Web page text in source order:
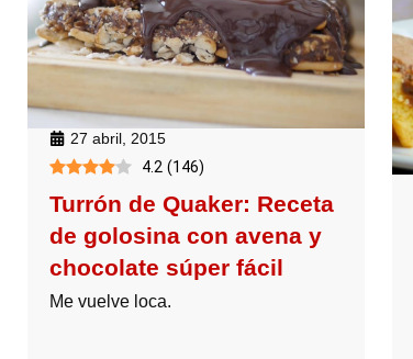
27 abril, 2015
4.2 (146)
Turrón de Quaker: Receta
de golosina con avena y
chocolate súper fácil
Me vuelve loca.